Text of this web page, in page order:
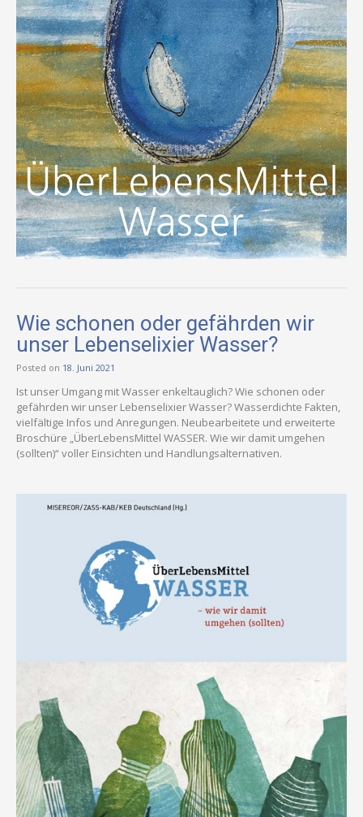
Wie schonen oder gefährden wir
unser Lebenselixier Wasser?
Posted on 18. Juni 2021
Ist unser Umgang mit Wasser enkeltauglich? Wie schonen oder
gefährden wir unser Lebenselixier Wasser? Wasserdichte Fakten,
vielfältige Infos und Anregungen. Neubearbeitete und erweiterte
Broschüre „ÜberLebensMittel WASSER. Wie wir damit umgehen
(sollten)“ voller Einsichten und Handlungsalternativen.